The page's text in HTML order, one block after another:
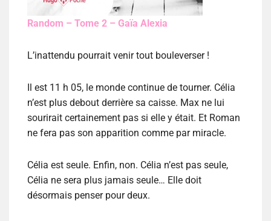
Random – Tome 2 – Gaïa Alexia
L’inattendu pourrait venir tout bouleverser !
Il est 11 h 05, le monde continue de tourner. Célia
n’est plus debout derrière sa caisse. Max ne lui
sourirait certainement pas si elle y était. Et Roman
ne fera pas son apparition comme par miracle.
Célia est seule. Enfin, non. Célia n’est pas seule,
Célia ne sera plus jamais seule… Elle doit
désormais penser pour deux.